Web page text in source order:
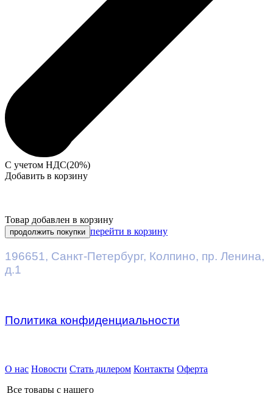
С учетом НДС(20%)
Добавить в корзину
Товар добавлен в корзину
продолжить покупки перейти в корзину
196651, Санкт-Петербург, Колпино, пр. Ленина,
д.1
Политика конфиденциальности
О нас Новости Стать дилером Контакты Оферта
Все товары с нашего